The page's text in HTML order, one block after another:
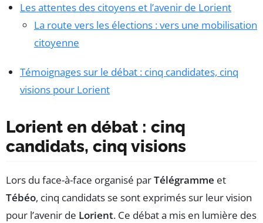
Les attentes des citoyens et l’avenir de Lorient
La route vers les élections : vers une mobilisation
citoyenne
Témoignages sur le débat : cinq candidates, cinq
visions pour Lorient
Lorient en débat : cinq
candidats, cinq visions
Lors du face-à-face organisé parTélégramme et
Tébéo, cinq candidats se sont exprimés sur leur vision
pour l’avenir de Lorient. Ce débat a mis en lumière des